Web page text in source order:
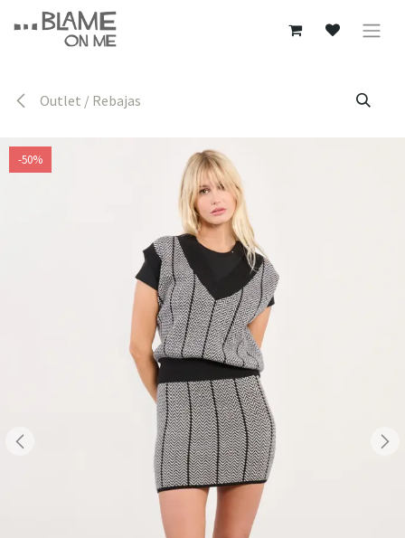
Ir al contenido
Outlet / Rebajas
-50%
-50%